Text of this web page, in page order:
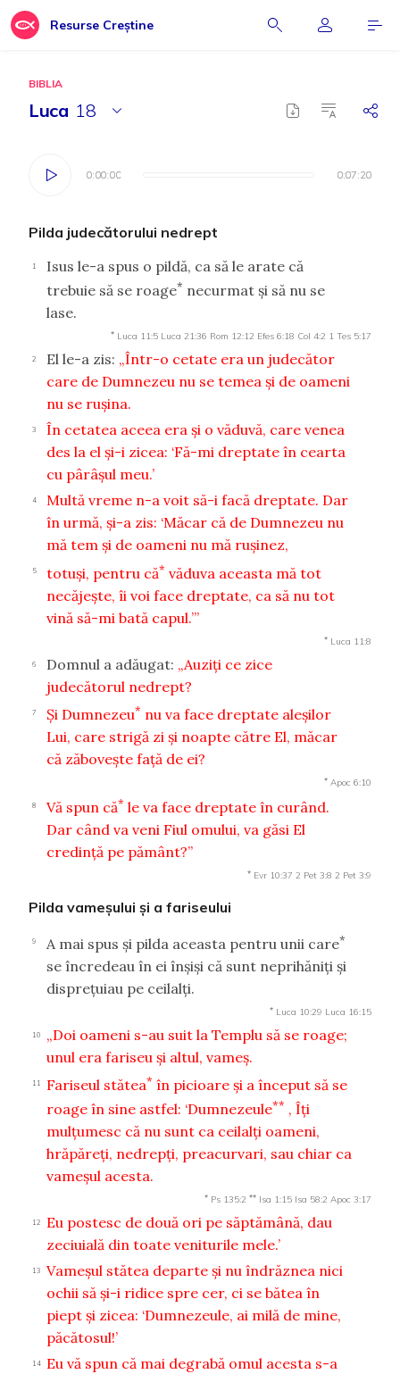
Resurse Creștine
BIBLIA
Luca 18
0:00:00 0:07:20
0:00:00 0:07:20
Pilda judecătorului nedrept
1
Isus le-a spus o pildă, ca să le arate că
trebuie să se roage* necurmat şi să nu se
lase.
* Luca 11:5 Luca 21:36 Rom 12:12 Efes 6:18 Col 4:2 1 Tes 5:17
2 El le-a zis: „Într-o cetate era un judecător
care de Dumnezeu nu se temea şi de oameni
nu se ruşina.
3
În cetatea aceea era şi o văduvă, care venea
des la el şi-i zicea: ‘Fă-mi dreptate în cearta
cu pârâşul meu.’
4
Multă vreme n-a voit să-i facă dreptate. Dar
în urmă, şi-a zis: ‘Măcar că de Dumnezeu nu
mă tem şi de oameni nu mă ruşinez,
5 totuşi, pentru că* văduva aceasta mă tot
necăjeşte, îi voi face dreptate, ca să nu tot
vină să-mi bată capul.’”
* Luca 11:8
6 Domnul a adăugat: „Auziţi ce zice
judecătorul nedrept?
7 Şi Dumnezeu* nu va face dreptate aleşilor
Lui, care strigă zi şi noapte către El, măcar
că zăboveşte faţă de ei?
* Apoc 6:10
8 Vă spun că* le va face dreptate în curând.
Dar când va veni Fiul omului, va găsi El
credinţă pe pământ?”
* Evr 10:37 2 Pet 3:8 2 Pet 3:9
Pilda vameşului şi a fariseului
9 A mai spus şi pilda aceasta pentru unii care*
se încredeau în ei înşişi că sunt neprihăniţi şi
dispreţuiau pe ceilalţi.
* Luca 10:29 Luca 16:15
10
„Doi oameni s-au suit la Templu să se roage;
unul era fariseu şi altul, vameş.
11 Fariseul stătea* în picioare şi a început să se
roage în sine astfel: ‘Dumnezeule** , Îţi
mulţumesc că nu sunt ca ceilalţi oameni,
hrăpăreţi, nedrepţi, preacurvari, sau chiar ca
vameşul acesta.
* Ps 135:2 ** Isa 1:15 Isa 58:2 Apoc 3:17
12
Eu postesc de două ori pe săptămână, dau
zeciuială din toate veniturile mele.’
13
Vameşul stătea departe şi nu îndrăznea nici
ochii să şi-i ridice spre cer, ci se bătea în
piept şi zicea: ‘Dumnezeule, ai milă de mine,
păcătosul!’
14
Eu vă spun că mai degrabă omul acesta s-a